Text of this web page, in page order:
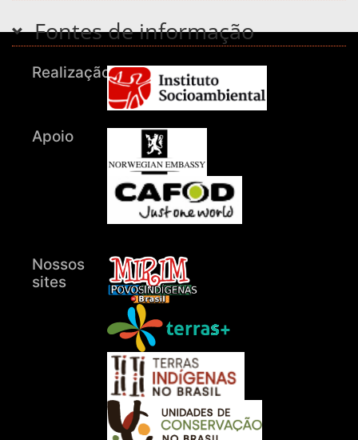
Fontes de informação